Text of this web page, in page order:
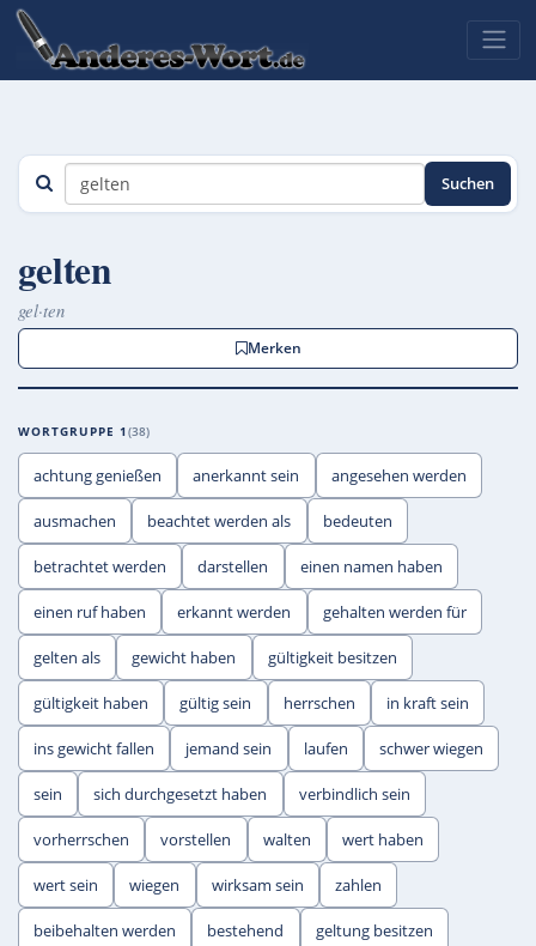
Suchen
gelten
gel·ten
Merken
WORTGRUPPE 1 38
achtung genießen anerkannt sein angesehen werden
ausmachen beachtet werden als bedeuten
betrachtet werden darstellen einen namen haben
einen ruf haben erkannt werden gehalten werden für
gelten als gewicht haben gültigkeit besitzen
gültigkeit haben gültig sein herrschen in kraft sein
ins gewicht fallen jemand sein laufen schwer wiegen
sein sich durchgesetzt haben verbindlich sein
vorherrschen vorstellen walten wert haben
wert sein wiegen wirksam sein zahlen
beibehalten werden bestehend geltung besitzen